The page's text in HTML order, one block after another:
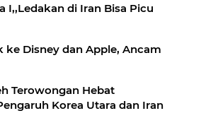
I,,Ledakan di Iran Bisa Picu
ke Disney dan Apple, Ancam
Terowongan Hebat
Korea Utara dan Iran